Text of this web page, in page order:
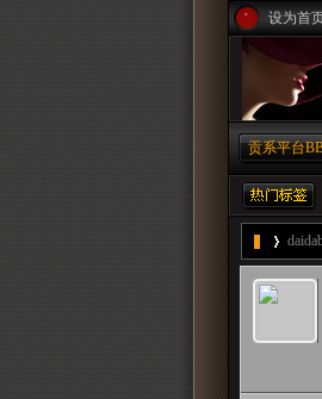
设为首
贡系平台
島
›